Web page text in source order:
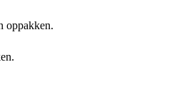
oppakken.